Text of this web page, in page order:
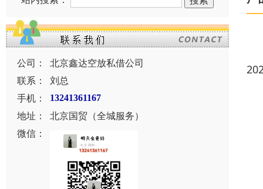
公司：
北京鑫达空放私借公司
联系：
刘总
手机：
13241361167
地址：
北京国贸（全城服务）
微信：